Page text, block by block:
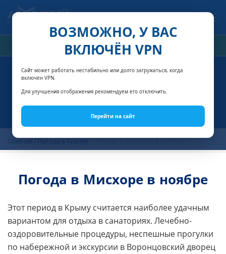
ВОЗМОЖНО, У ВАС
ВКЛЮЧЁН VPN
Сайт может работать нестабильно или долго загружаться, когда
включён VPN.
Для улучшения отображения рекомендуем его отключить.
Перейти на сайт
РАСЧЁТ СТОИМОСТИ
Главная Погода в Крыму
Погода в Мисхоре в ноябре
Этот период в Крыму считается наиболее удачным
вариантом для отдыха в санаториях. Лечебно-
оздоровительные процедуры, неспешные прогулки
по набережной и экскурсии в Воронцовский дворец